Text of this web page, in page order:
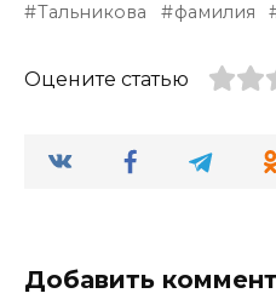
Тальникова
фамилия
Оцените статью
Добавить